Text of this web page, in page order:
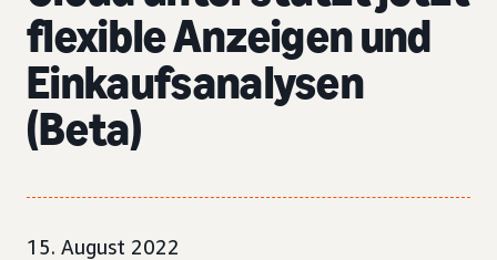
flexible Anzeigen und
Einkaufsanalysen
(Beta)
15. August 2022